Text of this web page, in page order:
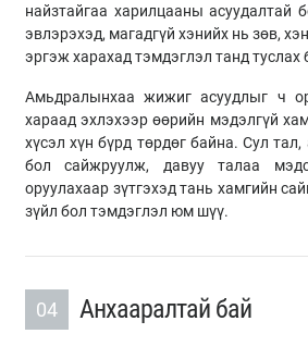
найзтайгаа харилцааны асуудалтай
эвлэрэхэд, магадгүй хэнийх нь зөв,
эргэж харахад тэмдэглэл танд туслах
Амьдралынхаа жижиг асуудлыг ч
хараад эхлэхээр өөрийн мэдэлгүй
хүсэл хүн бүрд төрдөг байна. Сул
бол сайжруулж, давуу талаа
оруулахаар зүтгэхэд тань хамгийн
зүйл бол тэмдэглэл юм шүү.
04 Анхааралтай бай